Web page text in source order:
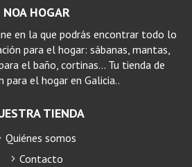
NOA HOGAR
en la que podrás encontrar todo lo
para el hogar: sábanas, mantas,
el baño, cortinas… Tu tienda de
para el hogar en Galicia..
TIENDA
Quiénes somos
Contacto